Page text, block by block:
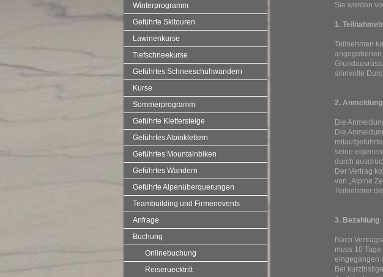
Winterprogramm
Geführte Skitouren
Lawinenkurse
Tiefschneekurse
Geführtes Schneeschuhwandern
Kurse
Sommerprogramm
Geführte Klettersteige
Geführtes Alpinklettern
Geführtes Mountainbiken
Geführtes Wandern
Geführte Alpenüberquerungen
Teambuilding und Firmenevents
Anfrage
Buchung
Onlinebuchung
Reiseruecktritt
Sie werden
1.
Teilnehmen
angegebenen
sinnvolle
2. Anmeldung
Die
Die
seine
durch
Der Vertrag
von „Alpine
Teilnehmer
3. Bezahlung
Nach
muss 10
eingegangen
Bei